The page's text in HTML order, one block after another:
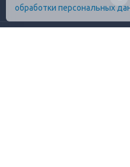
обработки персональных